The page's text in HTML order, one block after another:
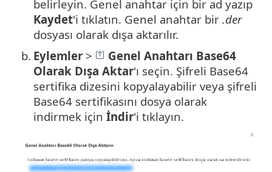
belirleyin. Genel anahtar için bir ad yazıp
Kaydet'i tıklatın. Genel anahtar bir .der
dosyası olarak dışa aktarılır.
b. Eylemler >
Genel Anahtarı Base64
Olarak Dışa Aktar'ı seçin. Şifreli Base64
sertifika dizesini kopyalayabilir veya şifreli
Base64 sertifikasını dosya olarak
indirmek için İndir'i tıklayın.